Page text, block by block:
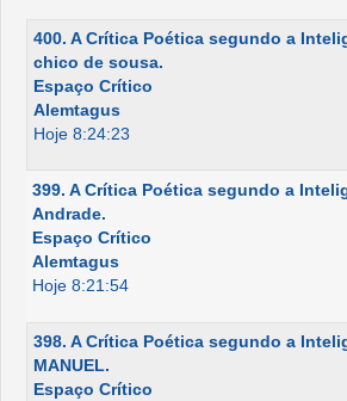
400. A Crítica Poética segundo a
chico de sousa.
Espaço Crítico
Alemtagus
Hoje 8:24:23
399. A Crítica Poética segundo a
Andrade.
Espaço Crítico
Alemtagus
Hoje 8:21:54
398. A Crítica Poética segundo a
MANUEL.
Espaço Crítico